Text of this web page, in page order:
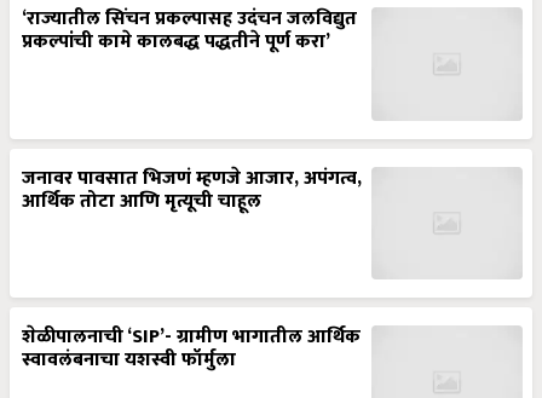
‘राज्यातील सिंचन प्रकल्पासह उदंचन जलविद्युत
प्रकल्पांची कामे कालबद्ध पद्धतीने पूर्ण करा’
जनावर पावसात भिजणं म्हणजे आजार, अपंगत्व,
आर्थिक तोटा आणि मृत्यूची चाहूल
शेळीपालनाची ‘SIP’- ग्रामीण भागातील आर्थिक
स्वावलंबनाचा यशस्वी फॉर्मुला